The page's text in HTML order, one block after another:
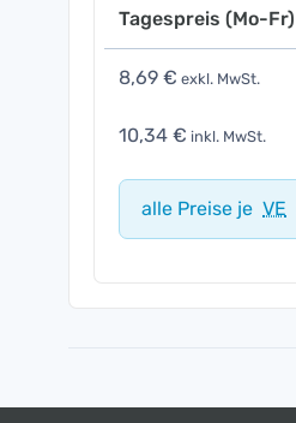
Tagespreis (Mo-Fr)
8,69 € exkl. MwSt.
10,34 € inkl. MwSt.
alle Preise je VE